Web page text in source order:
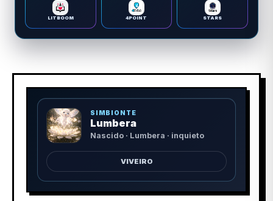
LITBOOM 4POINT STARS
SIMBIONTE
Lumbera
Nascido · Lumbera · inquieto
VIVEIRO